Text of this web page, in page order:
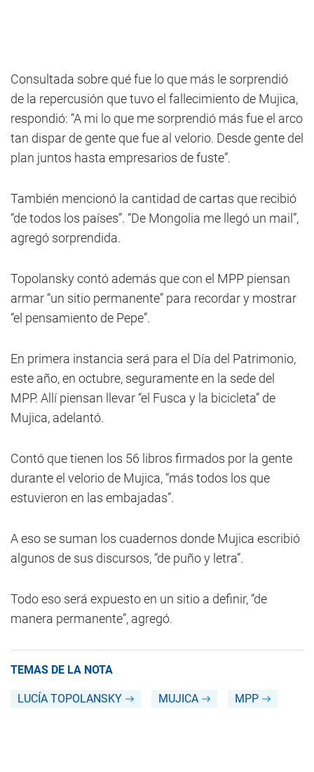
Consultada sobre qué fue lo que más le sorprendió
de la repercusión que tuvo el fallecimiento de Mujica,
respondió: “A mi lo que me sorprendió más fue el arco
tan dispar de gente que fue al velorio. Desde gente del
plan juntos hasta empresarios de fuste”.
También mencionó la cantidad de cartas que recibió
“de todos los países”. “De Mongolia me llegó un mail”,
agregó sorprendida.
Topolansky contó además que con el MPP piensan
armar “un sitio permanente” para recordar y mostrar
“el pensamiento de Pepe”.
En primera instancia será para el Día del Patrimonio,
este año, en octubre, seguramente en la sede del
MPP. Allí piensan llevar “el Fusca y la bicicleta” de
Mujica, adelantó.
Contó que tienen los 56 libros firmados por la gente
durante el velorio de Mujica, “más todos los que
estuvieron en las embajadas”.
A eso se suman los cuadernos donde Mujica escribió
algunos de sus discursos, “de puño y letra”.
Todo eso será expuesto en un sitio a definir, “de
manera permanente”, agregó.
TEMAS DE LA NOTA
LUCÍA TOPOLANSKY MUJICA MPP